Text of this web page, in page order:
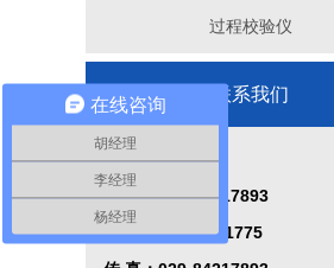
植物油智能定量装车系统
液位控制系统
过程校验仪
联系我们
西安秦威仪表厂
电 话：029-84217893
手 机：15339101775
在线咨询
胡经理
李经理
杨经理